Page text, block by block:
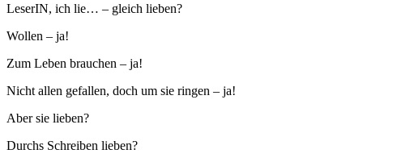
LeserIN, ich lie… – gleich lieben?
Wollen – ja!
Zum Leben brauchen – ja!
Nicht allen gefallen, doch um sie ringen – ja!
Aber sie lieben?
Durchs Schreiben lieben?